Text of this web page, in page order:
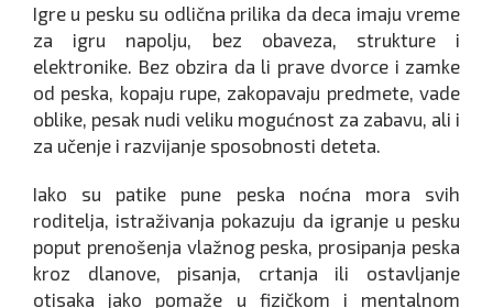
Igre u pesku su odlična prilika da deca imaju vreme
za igru napolju, bez obaveza, strukture i
elektronike. Bez obzira da li prave dvorce i zamke
od peska, kopaju rupe, zakopavaju predmete, vade
oblike, pesak nudi veliku mogućnost za zabavu, ali i
za učenje i razvijanje sposobnosti deteta.
Iako su patike pune peska noćna mora svih
roditelja, istraživanja pokazuju da igranje u pesku
poput prenošenja vlažnog peska, prosipanja peska
kroz dlanove, pisanja, crtanja ili ostavljanje
otisaka jako pomaže u fizičkom i mentalnom